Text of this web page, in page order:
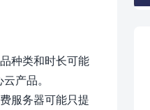
种类和时长可能
产品。
服务器可能只提